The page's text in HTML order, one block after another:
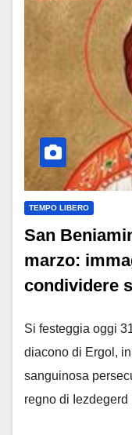
TEMPO LIBERO
San
marzo:
condividere
Si festeggia oggi
diacono di Ergol,
sanguinosa
regno di